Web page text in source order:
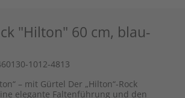
"Hilton" 60 cm, blau-
1012-4813
– mit Gürtel Der „Hilton“-Rock
elegante Faltenführung und den